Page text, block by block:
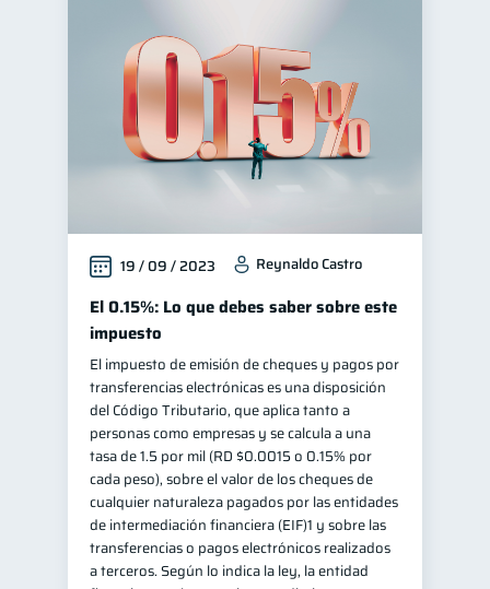
19 / 09 / 2023 Reynaldo Castro
El 0.15%: Lo que debes saber sobre este
impuesto
El impuesto de emisión de cheques y pagos por
transferencias electrónicas es una disposición
del Código Tributario, que aplica tanto a
personas como empresas y se calcula a una
tasa de 1.5 por mil (RD $0.0015 o 0.15% por
cada peso), sobre el valor de los cheques de
cualquier naturaleza pagados por las entidades
de intermediación financiera (EIF)1 y sobre las
transferencias o pagos electrónicos realizados
a terceros. Según lo indica la ley, la entidad